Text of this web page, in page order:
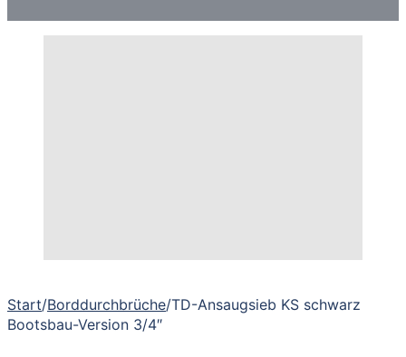
Start/Borddurchbrüche/TD-Ansaugsieb KS schwarz
Bootsbau-Version 3/4″